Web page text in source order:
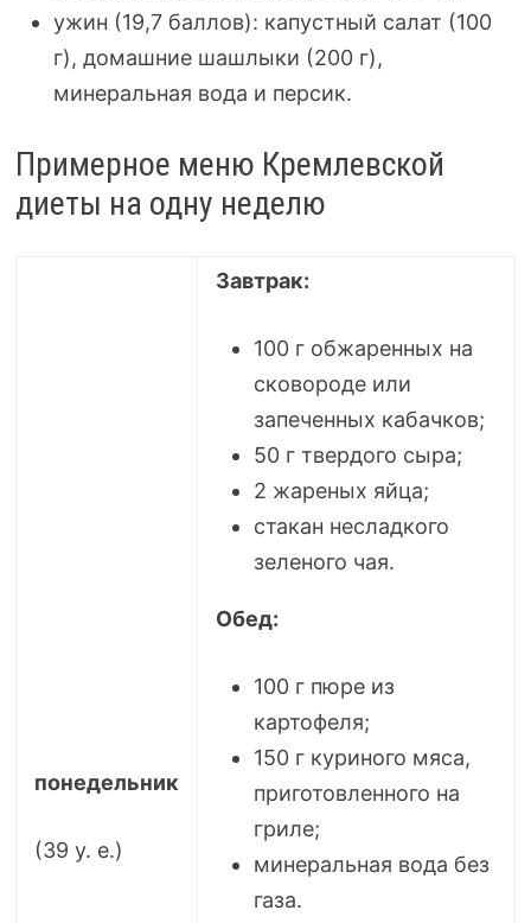
ужин (19,7 баллов): капустный салат (100
г), домашние шашлыки (200 г),
минеральная вода и персик.
Примерное меню Кремлевской
диеты на одну неделю
понедельник
(39 у. е.)
Завтрак:
100 г обжаренных на
сковороде или
запеченных кабачков;
50 г твердого сыра;
2 жареных яйца;
стакан несладкого
зеленого чая.
Обед:
100 г пюре из
картофеля;
150 г куриного мяса,
приготовленного на
гриле;
минеральная вода без
газа.